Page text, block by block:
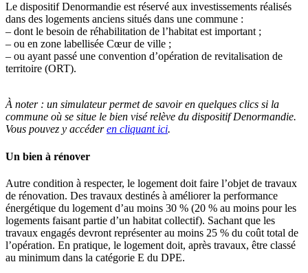
Le dispositif Denormandie est réservé aux investissements réalisés
dans des logements anciens situés dans une commune :
– dont le besoin de réhabilitation de l’habitat est important ;
– ou en zone labellisée Cœur de ville ;
– ou ayant passé une convention d’opération de revitalisation de
territoire (ORT).
À noter : un simulateur permet de savoir en quelques clics si la
commune où se situe le bien visé relève du dispositif Denormandie.
Vous pouvez y accéderen cliquant ici.
Un bien à rénover
Autre condition à respecter, le logement doit faire l’objet de travaux
de rénovation. Des travaux destinés à améliorer la performance
énergétique du logement d’au moins 30 % (20 % au moins pour les
logements faisant partie d’un habitat collectif). Sachant que les
travaux engagés devront représenter au moins 25 % du coût total de
l’opération. En pratique, le logement doit, après travaux, être classé
au minimum dans la catégorie E du DPE.